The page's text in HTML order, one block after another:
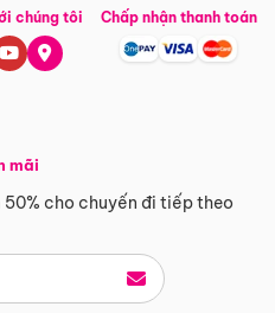
mãi
cho chuyến đi tiếp theo
chúng tôi Chấp nhận thanh toán